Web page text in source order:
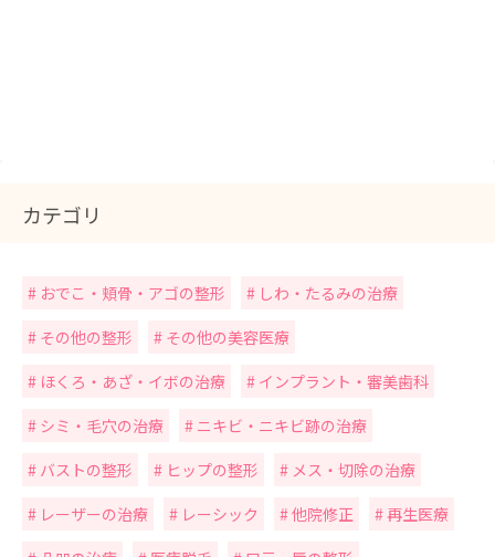
カテゴリ
おでこ・頬骨・アゴの整形
しわ・たるみの治療
その他の整形
その他の美容医療
ほくろ・あざ・イボの治療
インプラント・審美歯科
シミ・毛穴の治療
ニキビ・ニキビ跡の治療
バストの整形
ヒップの整形
メス・切除の治療
レーザーの治療
レーシック 他院修正
再生医療